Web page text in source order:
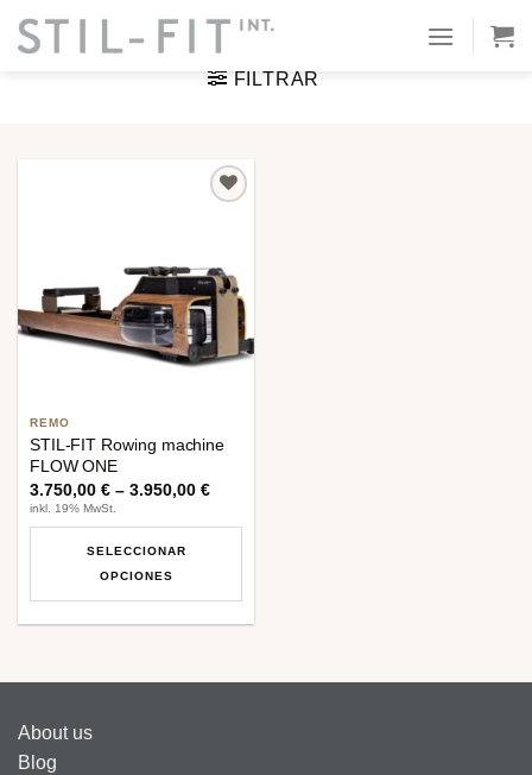
PRODUCT MATERIAL / COLOR NEGRO MATE
FILTRAR
deseos
REMO
STIL-FIT Rowing machine
FLOW ONE
3.750,00 €– 3.950,00 €
inkl. 19% MwSt.
SELECCIONAR
OPCIONES
múltiples
Las
opciones
About us
Blog